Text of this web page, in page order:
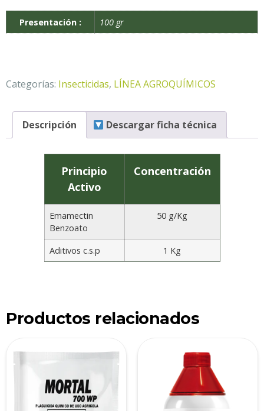
Presentación : 100 gr
Categorías: Insecticidas, LÍNEA AGROQUÍMICOS
Descripción Descargar ficha técnica
Principio
Activo
Concentración
Emamectin
Benzoato
50 g/Kg
Aditivos c.s.p 1 Kg
Productos relacionados